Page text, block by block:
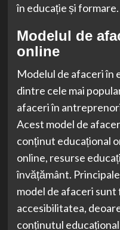
în educație și formare.
Modelul de
online
Modelul de afaceri în
dintre cele mai
afaceri în
Acest model de
conținut educațional
online, resurse
învățământ.
model de afaceri
accesibilitatea,
conținutul